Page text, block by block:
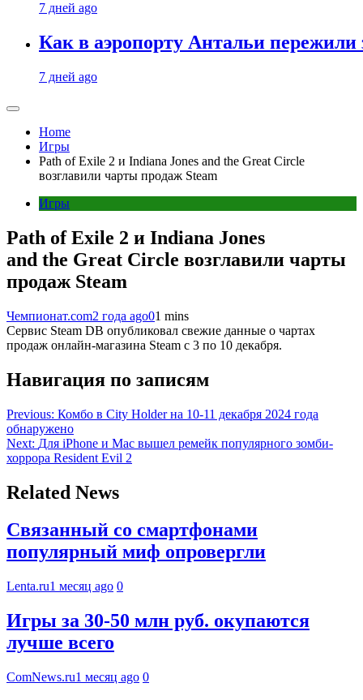
7 дней ago
Как в аэропорту Антальи
7 дней ago
Home
Игры
Path of Exile 2 и Indiana Jones and the Great Circle
возглавили чарты продаж Steam
Игры
Path of Exile 2 и Indiana Jones
and the Great Circle возглавили чарты
продаж Steam
Чемпионат.com2 года ago01 mins
Сервис Steam DB опубликовал свежие данные о чартах
продаж онлайн-магазина Steam с 3 по 10 декабря.
Навигация по записям
Previous: Комбо в City Holder на 10-11 декабря 2024 года
обнаружено
Next: Для iPhone и Mac вышел ремейк популярного зомби-
хоррора Resident Evil 2
Related News
Связанный со смартфонами
популярный миф опровергли
Lenta.ru1 месяц ago 0
Игры за 30-50 млн руб. окупаются
лучше всего
ComNews.ru1 месяц ago 0